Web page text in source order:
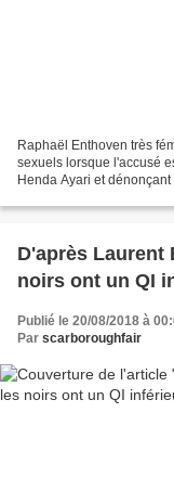
Raphaël Enthoven très
sexuels lorsque l'accusé
Henda Ayari et
D'après Laurent
noirs ont un QI
Publié le 20/08/2018 à
Par scarboroughfair